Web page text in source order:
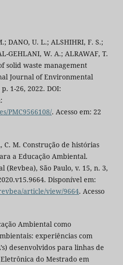
DANO, U. L.; ALSHIHRI, F. S.;
GEHLANI, W. A.; ALRAWAF, T.
solid waste management
Journal of Environmental
1-26, 2022. DOI:
PMC9566108/. Acesso em: 22
C. M. Construção de histórias
a Educação Ambiental.
São Paulo, v. 15, n. 3,
Disponível em:
article/view/9664. Acesso
Ambiental como
experiências com
desenvolvidos para linhas de
do Mestrado em